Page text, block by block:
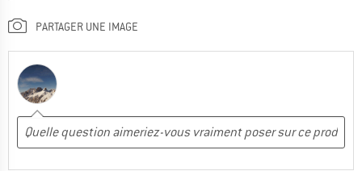
PARTAGER UNE IMAGE